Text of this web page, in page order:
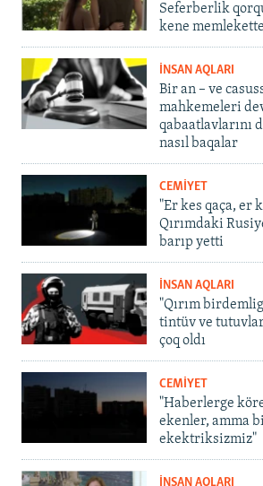
Seferberlik
kene
İNSAN AQLARI
Bir an – ve
mahkemeleri
qabaatlavlarını
nasıl baqalar
CEMİYET
"Er kes qaça, er
Qırımdaki
barıp yetti
İNSAN AQLARI
"Qırım
tintüv ve tutuvlar
çoq oldı
CEMİYET
"Haberlerge
ekenler, amma
ekektriksizmiz"
İNSAN AQLARI